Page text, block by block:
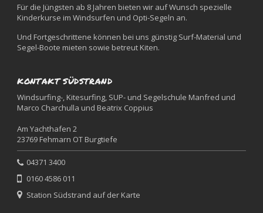
Für die Jüngsten ab 8 Jahren bieten wir auf Wunsch spezielle
Kinderkurse im Windsurfen und Opti-Segeln an.
Und Fortgeschrittene können bei uns günstig Surf-Material und
Segel-Boote mieten sowie betreut Kiten.
KONTAKT SÜDSTRAND
Windsurfing-, Kitesurfing, SUP- und Segelschule Manfred und
Marco Charchulla und Beatrix Coppius
Am Yachthafen 2
23769 Fehmarn OT Burgtiefe
04371 3400
0160 4586 011
Station Südstrand auf der Karte